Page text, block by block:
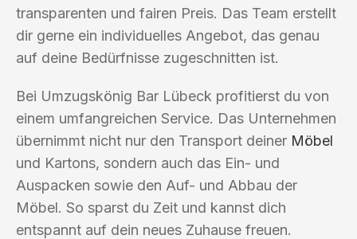
transparenten und fairen Preis. Das Team erstellt
dir gerne ein individuelles Angebot, das genau
auf deine Bedürfnisse zugeschnitten ist.
Bei Umzugskönig Bar Lübeck profitierst du von
einem umfangreichen Service. Das Unternehmen
übernimmt nicht nur den Transport deiner Möbel
und Kartons, sondern auch das Ein- und
Auspacken sowie den Auf- und Abbau der
Möbel. So sparst du Zeit und kannst dich
entspannt auf dein neues Zuhause freuen.